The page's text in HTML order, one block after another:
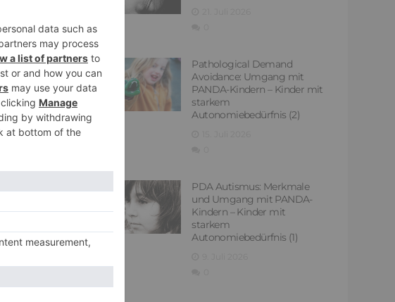
Pathological Demand
Avoidance: Umgang mit
PANDA-Kindern – Kinder mit
starkem
Autonomiebedürfnis (2)
PDA Autismus: Merkmale
und Umgang mit PANDA-
Kindern – Kinder mit
starkem
Autonomiebedürfnis (1)